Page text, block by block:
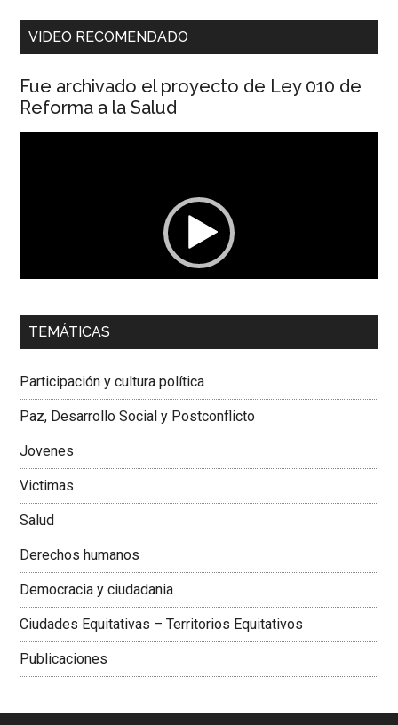
VIDEO RECOMENDADO
Fue archivado el proyecto de Ley 010 de
Reforma a la Salud
00:00 01:04
Colombiana
TEMÁTICAS
Participación y cultura política
Paz, Desarrollo Social y Postconflicto
Jovenes
Victimas
Salud
Derechos humanos
Democracia y ciudadania
Ciudades Equitativas – Territorios Equitativos
Publicaciones